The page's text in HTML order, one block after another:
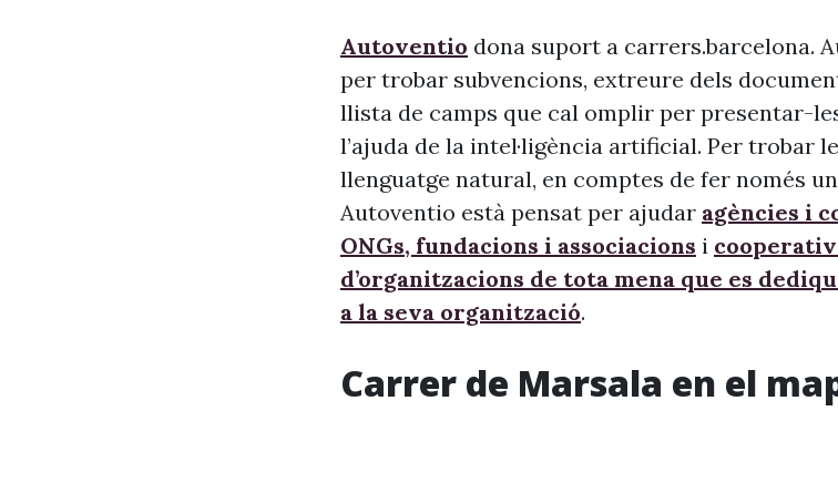
Autoventio dona suport a carrers.barcelona.
per trobar subvencions, extreure dels
llista de camps que cal omplir per presentar-
l’ajuda de la intel·ligència artificial. Per trobar
llenguatge natural, en comptes de fer només
Autoventio està pensat per ajudar agències i
ONGs, fundacions i associacions i
d’organitzacions de tota mena que es
a la seva organització.
Carrer de Marsala en el